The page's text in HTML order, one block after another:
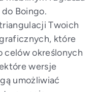
Boingo.
Twoich
które
celów określonych
wersje
umożliwiać